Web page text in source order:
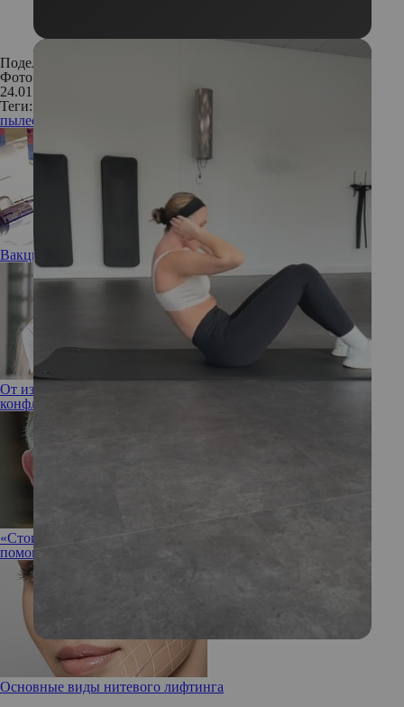
Поделиться:
Фото: архив пресс-службы
24.01.2019
Теги:
пылесос
самочувствие
Вакцинация против гриппа
От избегания до соперничества: разбираем 6 стилей
конфликтного общения
«Стоит весь красный и без рубашки»: какое упражнение
помогает Карлу III избавиться от болей в спине и шее
Основные виды нитевого лифтинга